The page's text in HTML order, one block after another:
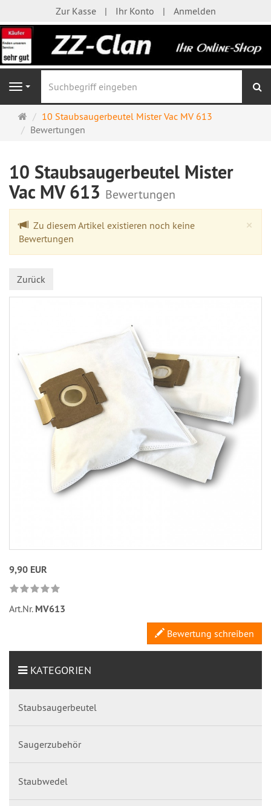
Zur Kasse Ihr Konto Anmelden
Navigation
Startseite
10 Staubsaugerbeutel Mister Vac MV 613
Bewertungen
10 Staubsaugerbeutel Mister
Vac MV 613 Bewertungen
×
Zu diesem Artikel existieren noch keine
Bewertungen
Zurück
9,90 EUR
Art.Nr. MV613
Bewertung schreiben
KATEGORIEN
Staubsaugerbeutel
Saugerzubehör
Staubwedel